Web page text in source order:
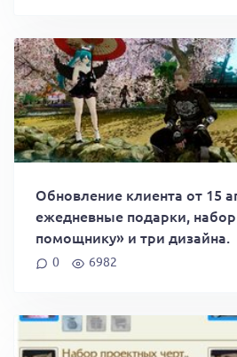
Обновление клиента от 15
ежедневные подарки,
помощнику» и три дизайна.
0 6982